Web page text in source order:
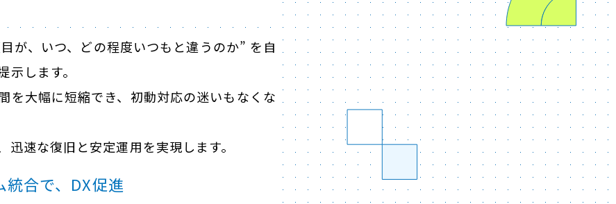
が、いつ、どの程度いつもと違うのか” を自
します。
を大幅に短縮でき、初動対応の迷いもなくな
速な復旧と安定運用を実現します。
合で、DX促進